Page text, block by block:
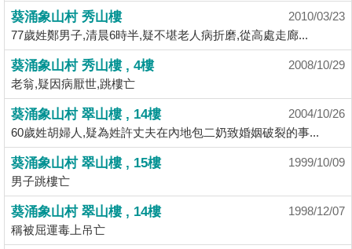
聞
數
據
公
佈
置
業
手
冊
關
葵涌象山村 秀山樓
2010/03/23
77歲姓鄭男子,清晨6時半,疑不堪老人病折磨,從高處走廊...
葵涌象山村 秀山樓 , 4樓
2008/10/29
老翁,疑因病厭世,跳樓亡
葵涌象山村 翠山樓 , 14樓
2004/10/26
60歲姓胡婦人,疑為姓許丈夫在內地包二奶致婚姻破裂的事...
葵涌象山村 翠山樓 , 15樓
1999/10/09
男子跳樓亡
葵涌象山村 翠山樓 , 14樓
1998/12/07
稱被屈運毒上吊亡